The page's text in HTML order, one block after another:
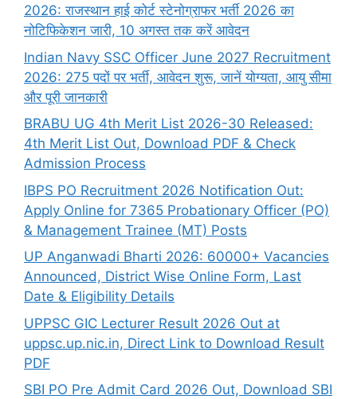
2026: राजस्थान हाई कोर्ट स्टेनोग्राफर भर्ती 2026 का
नोटिफिकेशन जारी, 10 अगस्त तक करें आवेदन
Indian Navy SSC Officer June 2027 Recruitment
2026: 275 पदों पर भर्ती, आवेदन शुरू, जानें योग्यता, आयु सीमा
और पूरी जानकारी
BRABU UG 4th Merit List 2026-30 Released:
4th Merit List Out, Download PDF & Check
Admission Process
IBPS PO Recruitment 2026 Notification Out:
Apply Online for 7365 Probationary Officer (PO)
& Management Trainee (MT) Posts
UP Anganwadi Bharti 2026: 60000+ Vacancies
Announced, District Wise Online Form, Last
Date & Eligibility Details
UPPSC GIC Lecturer Result 2026 Out at
uppsc.up.nic.in, Direct Link to Download Result
PDF
SBI PO Pre Admit Card 2026 Out, Download SBI